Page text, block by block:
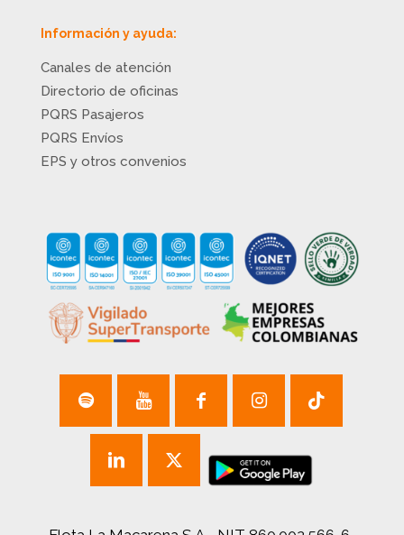
Información y ayuda:
Canales de atención
Directorio de oficinas
PQRS Pasajeros
PQRS Envíos
EPS y otros convenios